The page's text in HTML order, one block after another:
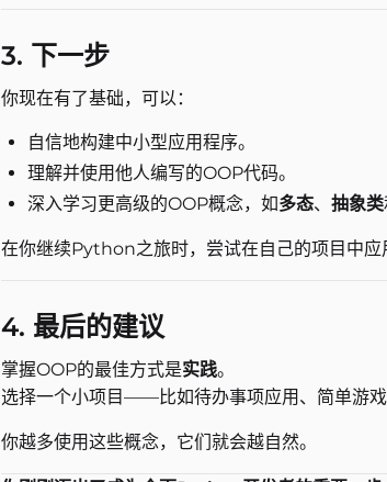
3. 下一步
你现在有了基础，可以：
自信地构建中小型应用程序。
理解并使用他人编写的OOP代码。
深入学习更高级的OOP概念，如多态、 抽象类
在你继续Python之旅时，尝试在自己的项目中
4. 最后的建议
掌握OOP的最佳方式是实践。
选择一个小项目——比如待办事项应用、简单游
你越多使用这些概念，它们就会越自然。